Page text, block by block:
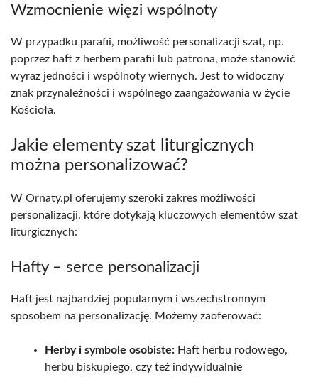
Wzmocnienie więzi wspólnoty
W przypadku parafii, możliwość personalizacji szat, np.
poprzez haft z herbem parafii lub patrona, może stanowić
wyraz jedności i wspólnoty wiernych. Jest to widoczny
znak przynależności i wspólnego zaangażowania w życie
Kościoła.
Jakie elementy szat liturgicznych
można personalizować?
W Ornaty.pl oferujemy szeroki zakres możliwości
personalizacji, które dotykają kluczowych elementów szat
liturgicznych:
Hafty – serce personalizacji
Haft jest najbardziej popularnym i wszechstronnym
sposobem na personalizację. Możemy zaoferować:
Herby i symbole osobiste: Haft herbu rodowego,
herbu biskupiego, czy też indywidualnie